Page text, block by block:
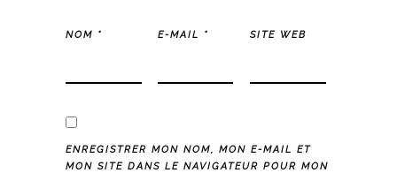
NOM * E-MAIL * SITE WEB
ENREGISTRER MON NOM, MON E-MAIL ET
MON SITE DANS LE NAVIGATEUR POUR MON